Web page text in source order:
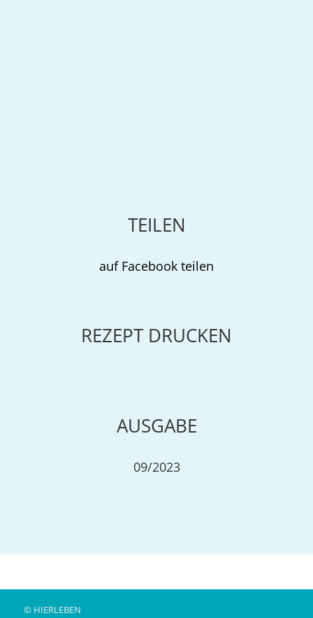
TEILEN
auf Facebook teilen
REZEPT DRUCKEN
AUSGABE
09/2023
© HIERLEBEN